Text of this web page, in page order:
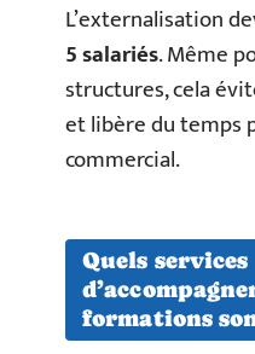
L’externalisation
5 salariés. Même
structures, cela
et libère du temps
commercial.
Quels services
formations